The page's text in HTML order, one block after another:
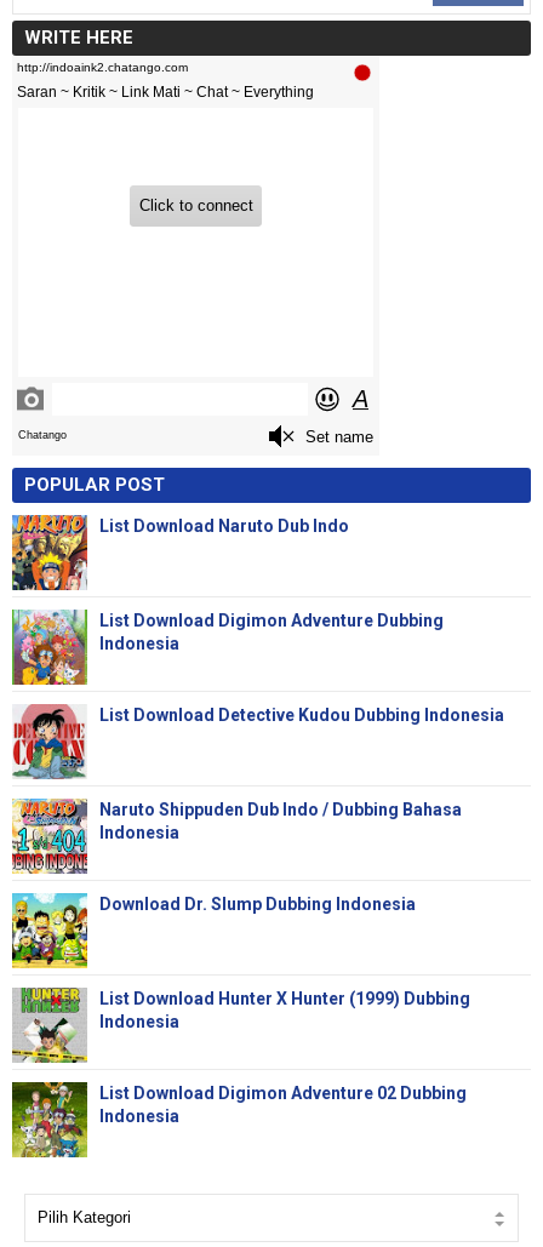
WRITE HERE
POPULAR POST
List Download Naruto Dub Indo
List Download Digimon Adventure Dubbing
Indonesia
List Download Detective Kudou Dubbing Indonesia
Naruto Shippuden Dub Indo / Dubbing Bahasa
Indonesia
Download Dr. Slump Dubbing Indonesia
List Download Hunter X Hunter (1999) Dubbing
Indonesia
List Download Digimon Adventure 02 Dubbing
Indonesia